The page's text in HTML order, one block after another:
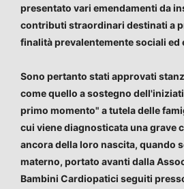
presentato vari emendamenti da
contributi straordinari destinati a
finalità prevalentemente sociali ed
Sono pertanto stati approvati
come quello a sostegno
primo momento" a tutela delle
cui viene diagnosticata una grave
ancora della loro nascita, quando
materno, portato avanti dalla
Bambini Cardiopatici seguiti